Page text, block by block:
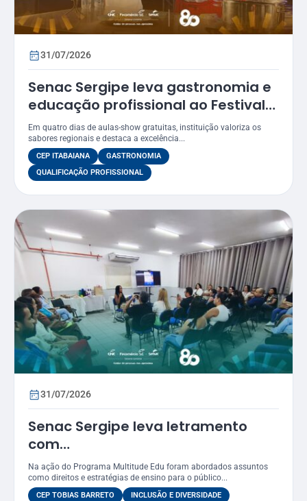
31/07/2026
Senac Sergipe leva gastronomia e
educação profissional ao Festival
Gastronômico de Itabaiana 2026
Em quatro dias de aulas-show gratuitas, instituição valoriza os
sabores regionais e destaca a excelência...
CEP ITABAIANA
GASTRONOMIA
QUALIFICAÇÃO PROFISSIONAL
31/07/2026
Senac Sergipe leva letramento
com
foco LGBTQIAPN+ para funcionários
do CEP Tobias Barreto
Na ação do Programa Multitude Edu foram abordados assuntos
como direitos e estratégias de ensino para o público...
CEP TOBIAS BARRETO
INCLUSÃO E DIVERSIDADE